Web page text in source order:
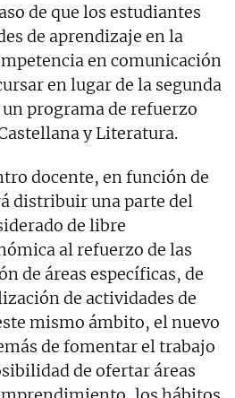
de que los estudiantes
de aprendizaje en la
en comunicación
en lugar de la segunda
programa de refuerzo
y Literatura.
docente, en función de
distribuir una parte del
de libre
al refuerzo de las
de áreas específicas, de
de actividades de
mismo ámbito, el nuevo
de fomentar el trabajo
de ofertar áreas